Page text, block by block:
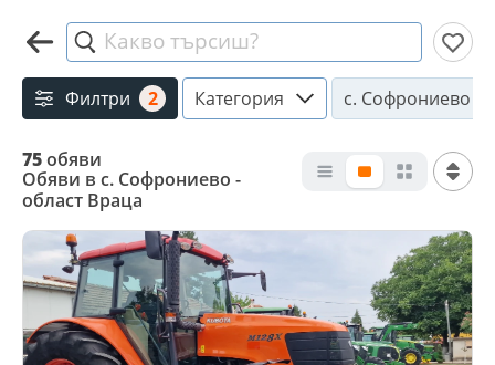
Какво търсиш?
Филтри 2 Категория с. Софрониево
75обяви
Обяви в с. Софрониево -
област Враца